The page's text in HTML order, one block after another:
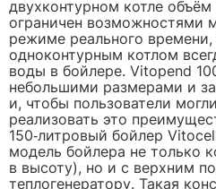
двухконтурном котле
ограничен возможностями
режиме реального
одноконтурным котлом
воды в бойлере. Vitopend
небольшими размерами и
и, чтобы пользователи
реализовать это
150‑литровый бойлер
модель бойлера не только
в высоту), но и с верхним
теплогенератору. Такая